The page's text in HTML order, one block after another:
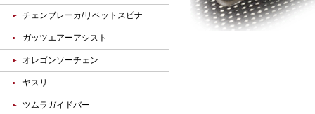
チェンブレーカ/リベットスピナ
ガッツエアーアシスト
オレゴンソーチェン
ヤスリ
ツムラガイドバー